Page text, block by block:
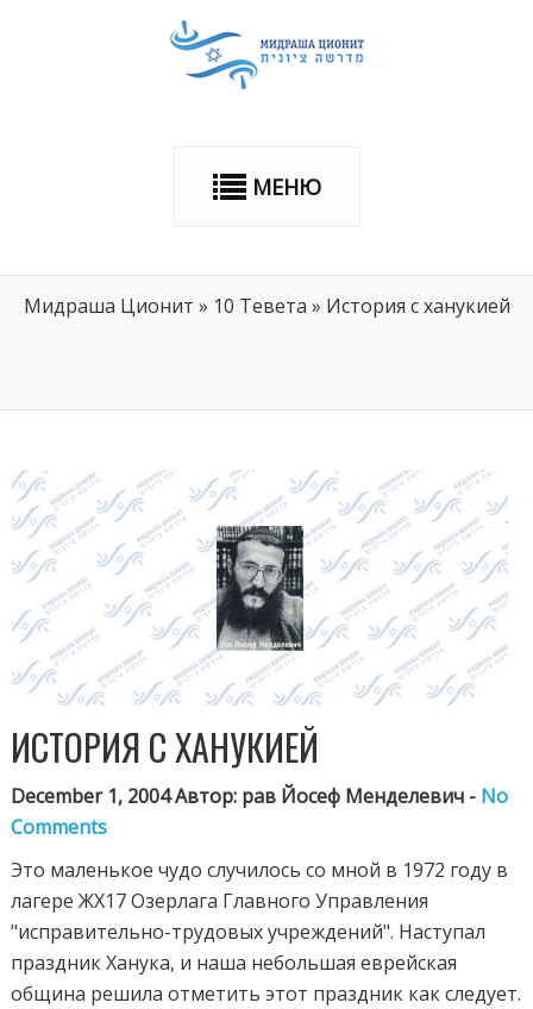
МЕНЮ
Мидраша Ционит » 10 Тевета » История с ханукией
ИСТОРИЯ С ХАНУКИЕЙ
December 1, 2004 Автор: рав Йосеф Менделевич - No
Comments
Это маленькое чудо случилось со мной в 1972 году в
лагере ЖХ17 Озерлага Главного Управления
"исправительно-трудовых учреждений". Наступал
праздник Ханука, и наша небольшая еврейская
община решила отметить этот праздник как следует.